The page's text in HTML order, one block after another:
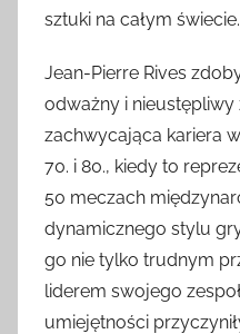
sztuki na całym świecie.
Jean-Pierre Rives
odważny i nieustępliwy
zachwycająca kariera
70. i 80., kiedy to
50 meczach
dynamicznego stylu
go nie tylko trudnym
liderem swojego
umiejętności